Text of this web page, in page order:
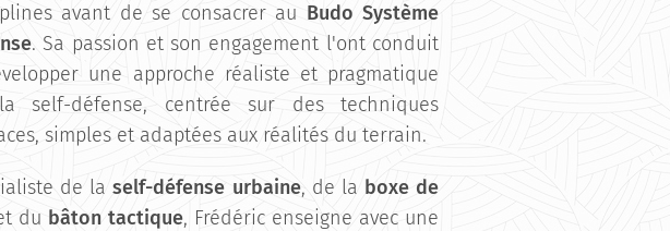
avant de se consacrer au Budo Système
. Sa passion et son engagement l'ont conduit
une approche réaliste et pragmatique
self-défense, centrée sur des techniques
simples et adaptées aux réalités du terrain.
de laself-défense urbaine, de la boxe de
du bâton tactique, Frédéric enseigne avec une